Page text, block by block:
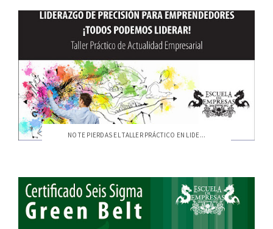
NO TE PIERDAS EL TALLER PRÁCTICO EN LIDE...